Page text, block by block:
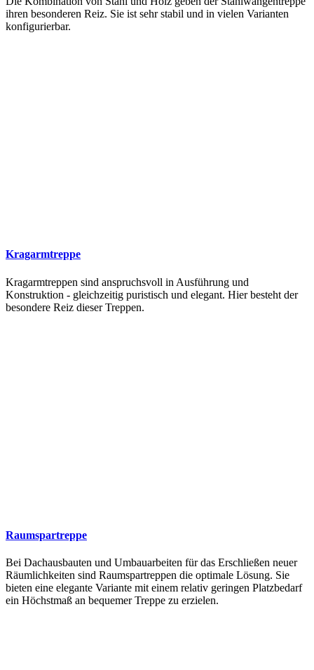
ihren besonderen Reiz. Sie ist sehr stabil und in vielen Varianten
konfigurierbar.
Kragarmtreppe
Kragarmtreppen sind anspruchsvoll in Ausführung und
Konstruktion - gleichzeitig puristisch und elegant. Hier besteht der
besondere Reiz dieser Treppen.
Raumspartreppe
Bei Dachausbauten und Umbauarbeiten für das Erschließen neuer
Räumlichkeiten sind Raumspartreppen die optimale Lösung. Sie
bieten eine elegante Variante mit einem relativ geringen Platzbedarf
ein Höchstmaß an bequemer Treppe zu erzielen.